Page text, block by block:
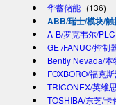
华蓄储能 (136)
ABB/瑞士/模块/触
A-B/罗克韦尔/PLC
GE /FANUC/控制
Bently Nevada/本
FOXBORO/福克
TRICONEX/英维
TOSHIBA/东芝/卡